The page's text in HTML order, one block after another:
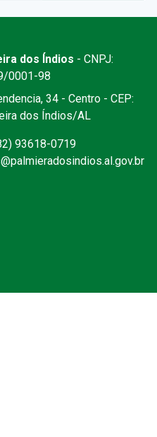
dos Índios - CNPJ:
0001-98
34 - Centro - CEP:
dos Índios/AL
93618-0719